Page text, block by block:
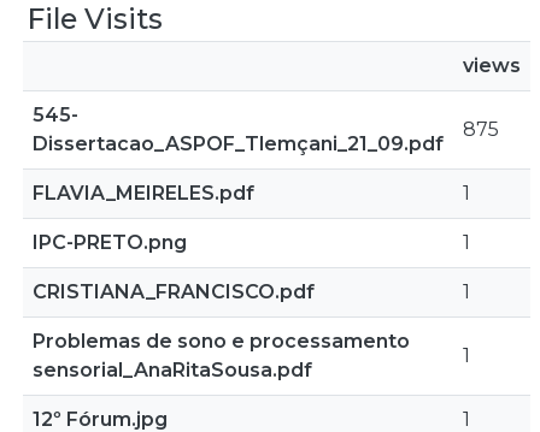
File Visits
views
545-
Dissertacao_ASPOF_Tlemçani_21_09.pdf
875
FLAVIA_MEIRELES.pdf 1
IPC-PRETO.png 1
CRISTIANA_FRANCISCO.pdf 1
Problemas de sono e processamento
sensorial_AnaRitaSousa.pdf
1
12º Fórum.jpg 1